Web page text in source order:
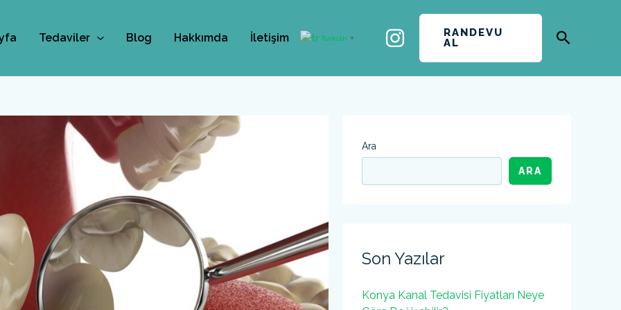
Tedaviler Blog Hakkımda İletişim Turkish ▼
RANDEVU
AL
Arama
Ara
ARA
Son Yazılar
Konya Kanal Tedavisi Fiyatları Neye